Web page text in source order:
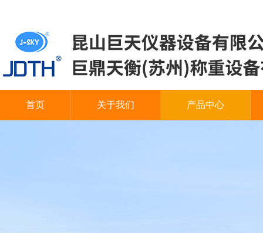
首页 关于我们 产品中心